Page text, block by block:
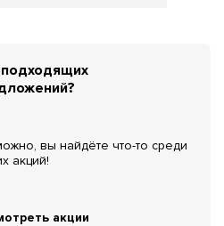
вы найдёте что-то среди
акций!
акции